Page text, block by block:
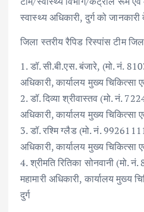
स्वास्थ्य अधिकारी, दुर्ग को
जिला स्तरीय रैपिड रिस्पांस टीम
1. डॉ. सी.बी.एस. बंजारे, (मो. नं.
अधिकारी, कार्यालय मुख्य चिकित्सा
2. डॉ. दिव्या श्रीवास्तव (मो. नं.
अधिकारी, कार्यालय मुख्य चिकित्सा
3. डॉ. रश्मि ग्लैड (मो. नं.
अधिकारी, कार्यालय मुख्य चिकित्सा
4. श्रीमति रितिका सोनवानी (मो.
महामारी अधिकारी, कार्यालय मुख्य
दुर्ग